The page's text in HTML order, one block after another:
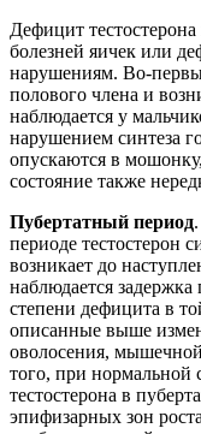
Дефицит
болезней яичек или
нарушениям. Во-
полового члена и
наблюдается у
нарушением синтеза
опускаются в
состояние также
Пубертатный период
периоде тестостерон
возникает до
наблюдается
степени дефицита в
описанные выше
оволосения,
того, при нормальной
тестостерона в
эпифизарных зон